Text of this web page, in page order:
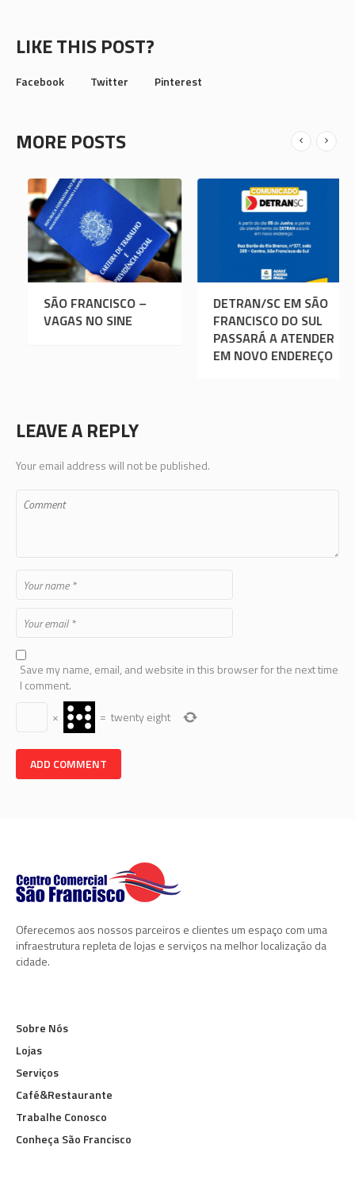
LIKE THIS POST?
Facebook Twitter Pinterest
MORE POSTS
DE
SÃO FRANCISCO –
VAGAS NO SINE
EM
Save my name, email, and website in this browser for the next time
I comment.
infraestrutura repleta de lojas e serviços na melhor localização da
cidade.
Lojas
Serviços
Café&Restaurante
Trabalhe Conosco
Conheça São Francisco